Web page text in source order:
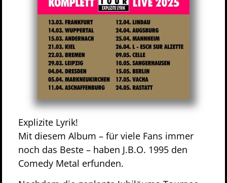
Explizite Lyrik!
Mit diesem Album – für viele Fans immer
noch das Beste – haben J.B.O. 1995 den
Comedy Metal erfunden.